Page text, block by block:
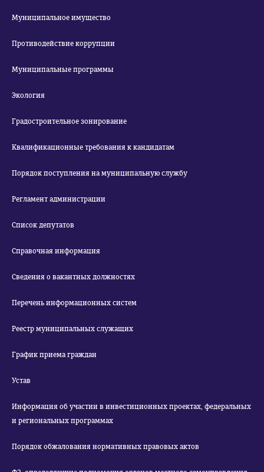
Муниципальное имущество
Противодействие коррупции
Муниципальные программы
Экология
Градостроительное зонирование
Квалификационные требования к кандидатам
Порядок поступления на муниципальную службу
Регламент администрации
Список депутатов
Справочная информация
Сведения о вакантных должностях
Перечень информационных систем
Реестр муниципальных служащих
График приема граждан
Устав
Информация об участии в инвестиционных проектах, федеральных
и региональных программах
Порядок обжалования нормативных правовых актов